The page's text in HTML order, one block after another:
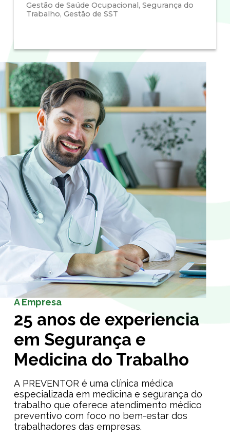
Gestão de Saúde Ocupacional, Segurança do
Trabalho, Gestão de SST
A Empresa
25 anos de experiencia
em Segurança e
Medicina do Trabalho
A PREVENTOR é uma clínica médica
especializada em medicina e segurança do
trabalho que oferece atendimento médico
preventivo com foco no bem-estar dos
trabalhadores das empresas.